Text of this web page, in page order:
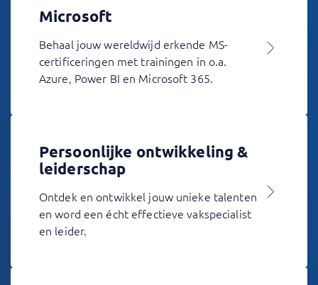
Microsoft
Behaal jouw wereldwijd erkende MS-
certificeringen met trainingen in o.a.
Azure, Power BI en Microsoft 365.
Persoonlijke ontwikkeling &
leiderschap
Ontdek en ontwikkel jouw unieke talenten
en word een écht effectieve vakspecialist
en leider.